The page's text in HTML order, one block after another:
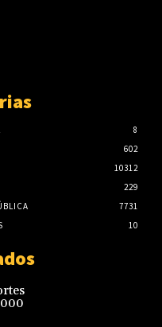
8
602
10312
229
7731
10